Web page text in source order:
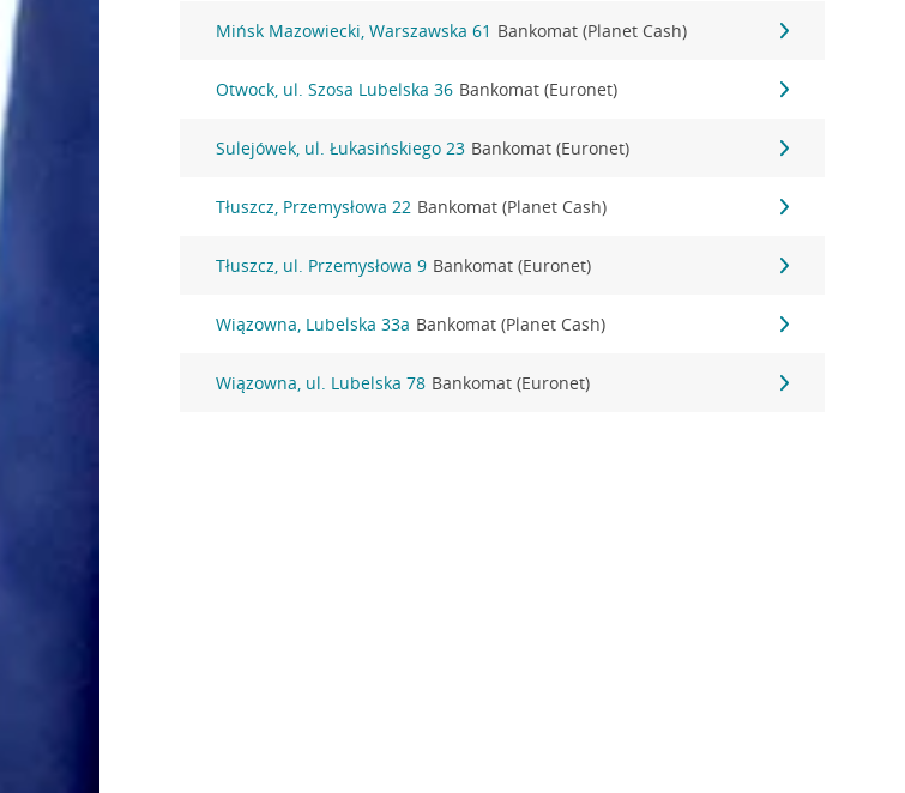
Mińsk Mazowiecki, Warszawska 61 Bankomat (Planet Cash)
Otwock, ul. Szosa Lubelska 36 Bankomat (Euronet)
Sulejówek, ul. Łukasińskiego 23 Bankomat (Euronet)
Tłuszcz, Przemysłowa 22 Bankomat (Planet Cash)
Tłuszcz, ul. Przemysłowa 9 Bankomat (Euronet)
Wiązowna, Lubelska 33a Bankomat (Planet Cash)
Wiązowna, ul. Lubelska 78 Bankomat (Euronet)